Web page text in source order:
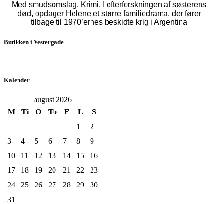
Med smudsomslag. Krimi. I efterforskningen af søsterens
død, opdager Helene et større familiedrama, der fører
tilbage til 1970’ernes beskidte krig i Argentina
Butikken i Vestergade
Kalender
august 2026
M
Ti O To F L
S
1
2
3
4 5 6 7 8
9
10
11 12 13 14 15
16
17
18 19 20 21 22
23
24
25 26 27 28 29
30
31